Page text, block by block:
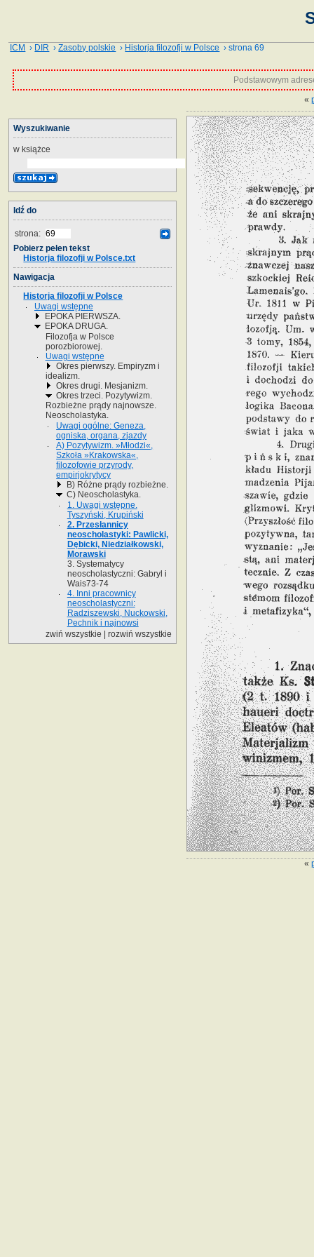
ICM › DIR ›Zasoby polskie › Historja filozofji w Polsce › strona 69
Podstawowym
«
«
Wyszukiwanie
w książce
Idź do
strona:
Pobierz pełen tekst
Historja filozofji w Polsce.txt
Nawigacja
Historja filozofji w Polsce
Uwagi wstępne
EPOKA PIERWSZA.
EPOKA DRUGA.
Filozofja w Polsce
porozbiorowej.
Uwagi wstępne
Okres pierwszy. Empiryzm i
idealizm.
Okres drugi. Mesjanizm.
Okres trzeci. Pozytywizm.
Rozbieżne prądy najnowsze.
Neoscholastyka.
Uwagi ogólne: Geneza,
ogniska, organa, zjazdy
A) Pozytywizm. »Młodzi«,
Szkoła »Krakowska«,
filozofowie przyrody,
empirjokrytycy
B) Różne prądy rozbieżne.
C) Neoscholastyka.
1. Uwagi wstępne.
Tyszyński, Krupiński
2. Przesłannicy
neoscholastyki: Pawlicki,
Dębicki, Niedziałkowski,
Morawski
3. Systematycy
neoscholastyczni: Gabryl i
Wais73-74
4. Inni pracownicy
neoscholastyczni:
Radziszewski, Nuckowski,
Pechnik i najnowsi
zwiń wszystkie | rozwiń wszystkie